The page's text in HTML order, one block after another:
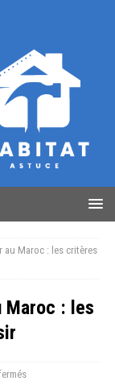
au Maroc : les critères
Maroc : les